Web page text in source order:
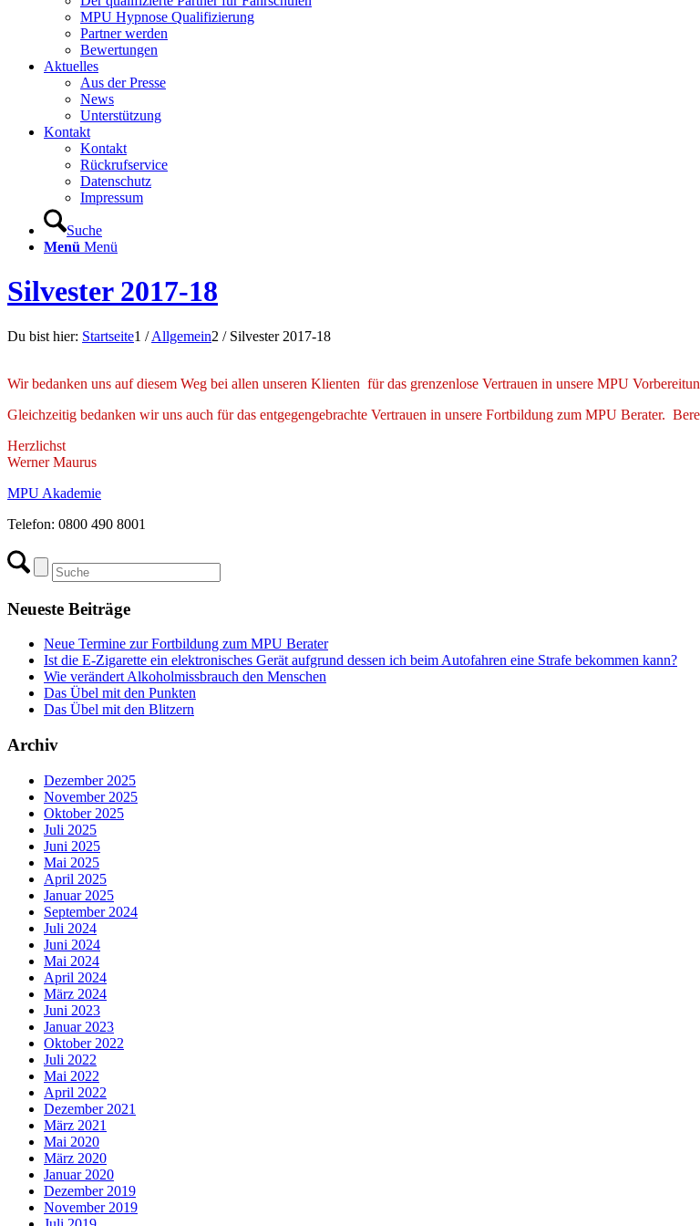
MPU Hypnose Qualifizierung
Partner werden
Bewertungen
Aktuelles
Aus der Presse
News
Unterstützung
Kontakt
Kontakt
Rückrufservice
Datenschutz
Impressum
Suche
Menü Menü
Silvester 2017-18
Du bist hier: Startseite1 / Allgemein2 / Silvester 2017-18
Wir bedanken uns auf diesem Weg bei allen unseren Klienten für das grenzenlose Vertrauen in unsere MPU
Gleichzeitig bedanken wir uns auch für das entgegengebrachte Vertrauen in unsere Fortbildung zum MPU Berater.
Herzlichst
Werner Maurus
MPU Akademie
Telefon: 0800 490 8001
Neueste Beiträge
Neue Termine zur Fortbildung zum MPU Berater
Ist die E-Zigarette ein elektronisches Gerät aufgrund dessen ich beim Autofahren eine Strafe bekommen kann?
Wie verändert Alkoholmissbrauch den Menschen
Das Übel mit den Punkten
Das Übel mit den Blitzern
Archiv
Dezember 2025
November 2025
Oktober 2025
Juli 2025
Juni 2025
Mai 2025
April 2025
Januar 2025
September 2024
Juli 2024
Juni 2024
Mai 2024
April 2024
März 2024
Juni 2023
Januar 2023
Oktober 2022
Juli 2022
Mai 2022
April 2022
Dezember 2021
März 2021
Mai 2020
März 2020
Januar 2020
Dezember 2019
November 2019